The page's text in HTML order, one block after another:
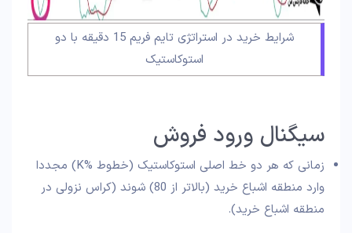
شرایط خرید در استراتژی تایم فریم 15 دقیقه با دو
استوکاستیک
سیگنال ورود فروش
زمانی که هر دو خط اصلی استوکاستیک (خطوط %K) مجددا
وارد منطقه اشباع خرید (بالاتر از 80) شوند (کراس نزولی در
منطقه اشباع خرید).